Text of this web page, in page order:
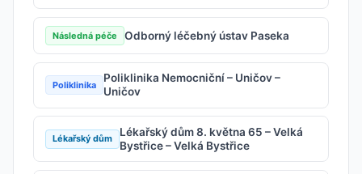
Následná péče Odborný léčebný ústav Paseka
Poliklinika
Poliklinika Nemocniční – Uničov –
Uničov
Lékařský dům
Lékařský dům 8. května 65 – Velká
Bystřice – Velká Bystřice